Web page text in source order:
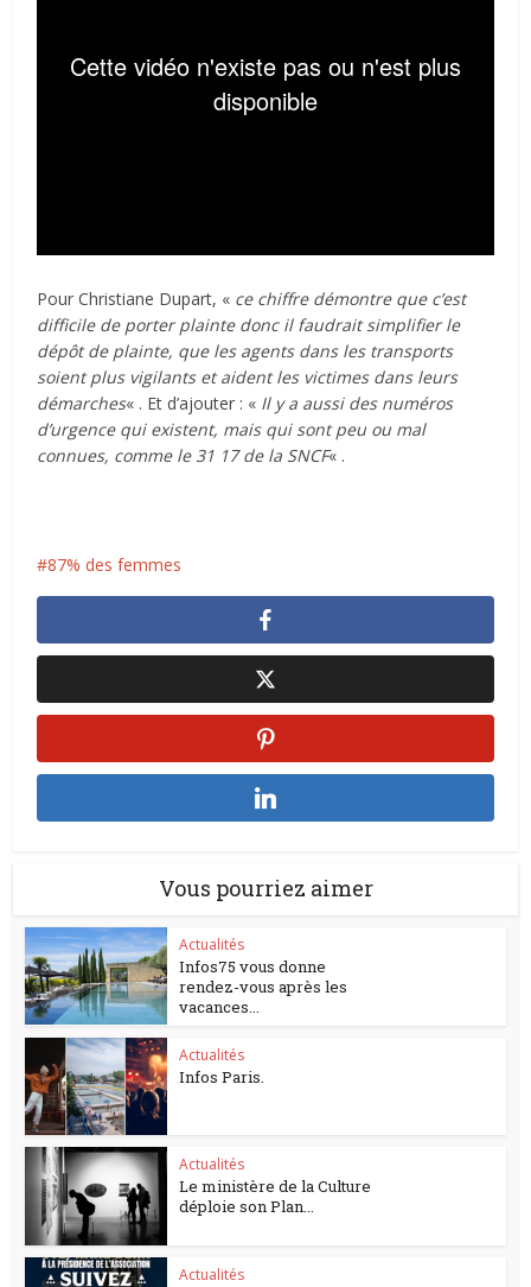
Pour Christiane Dupart, « ce chiffre démontre que c’est
difficile de porter plainte donc il faudrait simplifier le
dépôt de plainte, que les agents dans les transports
soient plus vigilants et aident les victimes dans leurs
démarches« . Et d’ajouter : « Il y a aussi des numéros
d’urgence qui existent, mais qui sont peu ou mal
connues, comme le 31 17 de la SNCF« .
87% des femmes
Vous pourriez aimer
Actualités
Infos75 vous donne
rendez-vous après les
vacances...
Actualités
Infos Paris.
Actualités
Le ministère de la Culture
déploie son Plan...
Actualités